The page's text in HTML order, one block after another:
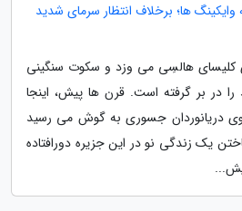
ها؛ برخلاف انتظار سرمای شدید
کلیسای هالسِی می وزد و سکوت سنگینی
را در بر گرفته است. قرن ها پیش، اینجا
دریانوردان جسوری به گوش می رسید
یک زندگی نو در این جزیره دورافتاده